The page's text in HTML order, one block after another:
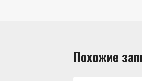
Похожие